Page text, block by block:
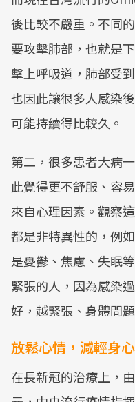
後比較不嚴重。不同
要攻擊肺部，也就是
擊上呼吸道，肺部受
也因此讓很多人感染
可能持續得比較久。
第二，很多患者大病
此覺得更不舒服、容
來自心理因素。觀察
都是非特異性的，例
是憂鬱、焦慮、失眠
緊張的人，因為感染
好，越緊張、身體問
放鬆心情，減輕身
在長新冠的治療上，